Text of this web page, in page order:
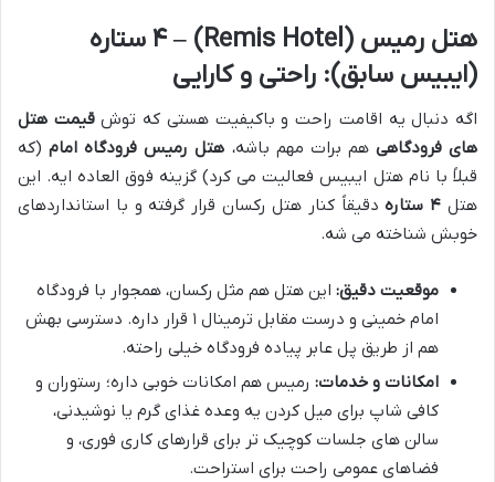
هتل رمیس (Remis Hotel) – ۴ ستاره
(ایبیس سابق): راحتی و کارایی
اگه دنبال یه اقامت راحت و باکیفیت هستی که توشقیمت هتل
های فرودگاهی هم برات مهم باشه، هتل رمیس فرودگاه امام(که
قبلاً با نام هتل ایبیس فعالیت می کرد) گزینه فوق العاده ایه. این
هتل ۴ ستاره
دقیقاً کنار هتل رکسان قرار گرفته و با استانداردهای
خوبش شناخته می شه.
موقعیت دقیق: این هتل هم مثل رکسان، همجوار با فرودگاه
امام خمینی و درست مقابل ترمینال ۱ قرار داره. دسترسی بهش
هم از طریق پل عابر پیاده فرودگاه خیلی راحته.
امکانات و خدمات: رمیس هم امکانات خوبی داره؛ رستوران و
کافی شاپ برای میل کردن یه وعده غذای گرم یا نوشیدنی،
سالن های جلسات کوچیک تر برای قرارهای کاری فوری، و
فضاهای عمومی راحت برای استراحت.